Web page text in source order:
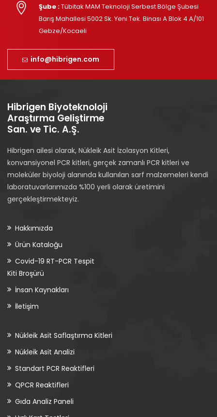
Şube :Tübitak MAM Teknoloji Serbest Bölge Şubesi
Barış Mahallesi 5002 Sk. Yeni Tek. Binası A Blok 4 A/101
Gebze/Kocaeli
info@hibrigen.com
Hibrigen Biyoteknoloji
Araştırma Geliştirme
San. ve Tic. A.Ş.
Hibrigen ailesi olarak, Nükleik Asit İzolasyon Kitleri,
konvansiyonel PCR kitleri, gerçek zamanlı PCR kitleri ve
moleküler biyoloji alanında kullanılan sarf malzemeleri kendi
laboratuvarlarımızda %100 yerli olarak üretimini
gerçekleştirmekteyiz.
Hakkımızda
Ürün Kataloğu
Covid-19 RT-PCR Tespit
Kiti Broşürü
İnsan Kaynakları
İletişim
Nükleik Asit Saflaştırma Kitleri
Nükleik Asit Analizi
Standart PCR Reaktifleri
QPCR Reaktifleri
Gıda Analiz Paneli